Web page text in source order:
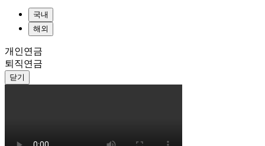
국내
해외
개인연금
퇴직연금
닫기